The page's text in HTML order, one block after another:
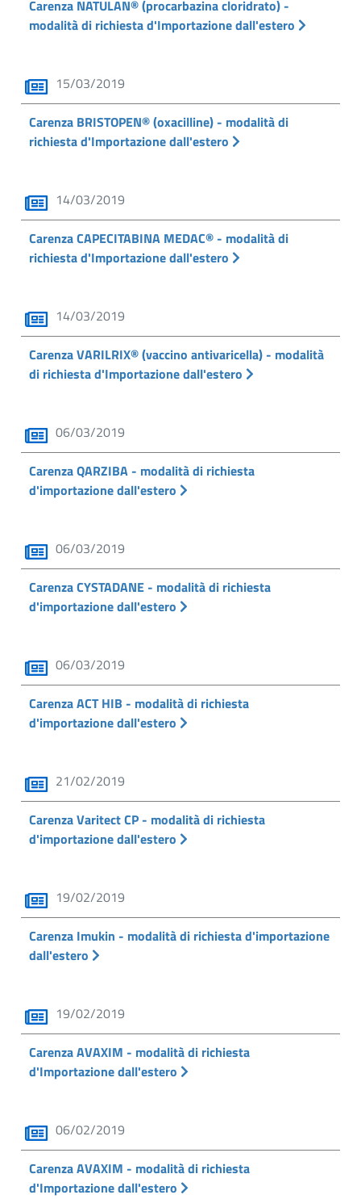
Carenza NATULAN® (procarbazina cloridrato) -
modalità di richiesta d'Importazione dall'estero
15/03/2019
Carenza BRISTOPEN® (oxacilline) - modalità di
richiesta d'Importazione dall'estero
14/03/2019
Carenza CAPECITABINA MEDAC® - modalità di
richiesta d'Importazione dall'estero
14/03/2019
Carenza VARILRIX® (vaccino antivaricella) - modalità
di richiesta d'Importazione dall'estero
06/03/2019
Carenza QARZIBA - modalità di richiesta
d'importazione dall'estero
06/03/2019
Carenza CYSTADANE - modalità di richiesta
d'importazione dall'estero
06/03/2019
Carenza ACT HIB - modalità di richiesta
d'importazione dall'estero
21/02/2019
Carenza Varitect CP - modalità di richiesta
d'importazione dall'estero
19/02/2019
Carenza Imukin - modalità di richiesta d'importazione
dall'estero
19/02/2019
Carenza AVAXIM - modalità di richiesta
d'Importazione dall'estero
06/02/2019
Carenza AVAXIM - modalità di richiesta
d'Importazione dall'estero